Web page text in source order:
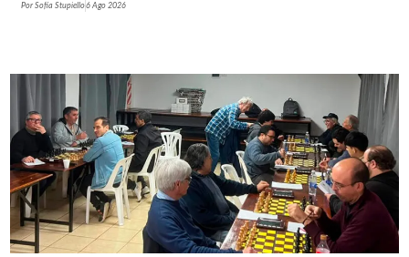
PorSofía Stupiello6 Ago 2026